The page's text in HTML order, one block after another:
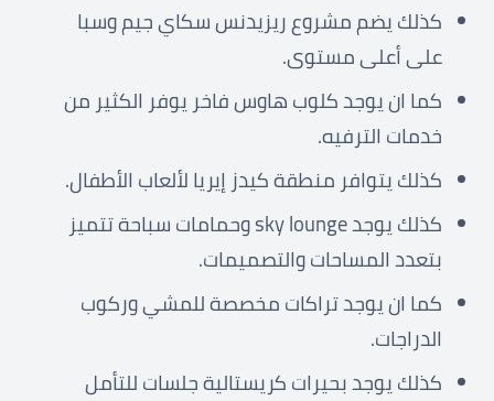
كذلك يضم مشروع ريزيدنس سكاي جيم وسبا
على أعلى مستوى.
كما ان يوجد كلوب هاوس فاخر يوفر الكثير من
خدمات الترفيه.
كذلك يتوافر منطقة كيدز إيريا لألعاب الأطفال.
كذلك يوجد sky lounge وحمامات سباحة تتميز
بتعدد المساحات والتصميمات.
كما ان يوجد تراكات مخصصة للمشي وركوب
الدراجات.
كذلك يوجد بحيرات كريستالية جلسات للتأمل